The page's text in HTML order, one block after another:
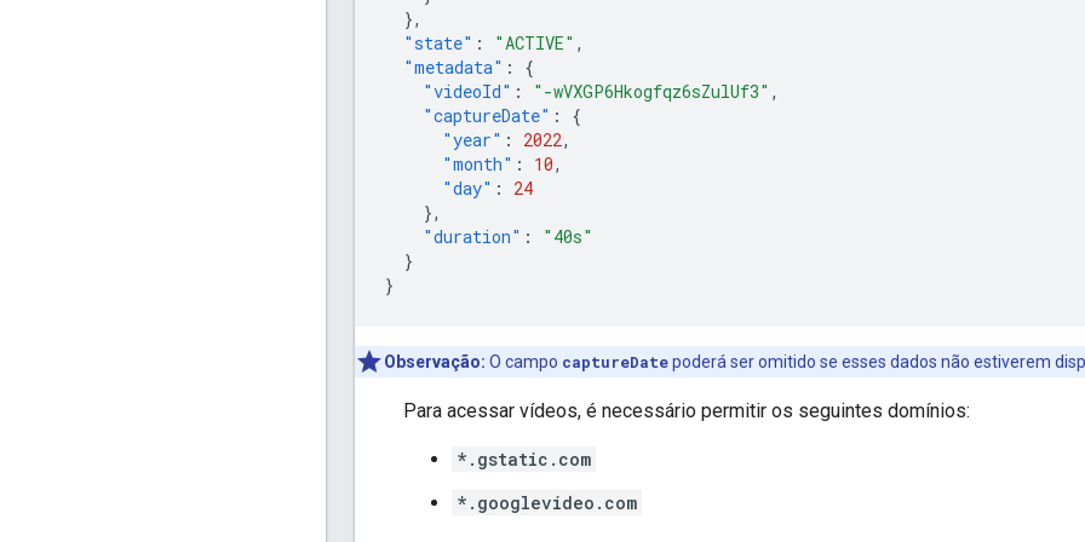
},
"state" : "ACTIVE" ,
"metadata" :
{
"videoId" : "-wVXGP6Hkogfqz6sZulUf3" ,
"captureDate" :
{
"year" : 2022,
"month" : 10,
"day" :
24
},
"duration" :
"40s"
}
}
Observação: O campo captureDatepoderá ser omitido se esses dados não estiverem
Para acessar vídeos, é necessário permitir os seguintes domínios:
*.gstatic.com
*.googlevideo.com